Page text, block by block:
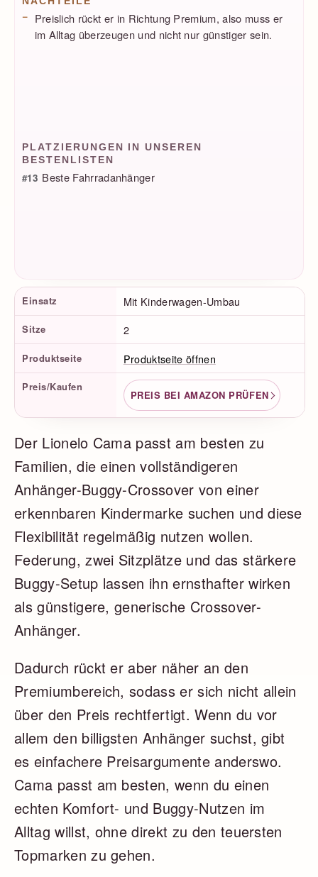
Preislich rückt er in Richtung Premium, also muss er
im Alltag überzeugen und nicht nur günstiger sein.
PLATZIERUNGEN IN UNSEREN
BESTENLISTEN
#13 Beste Fahrradanhänger
Produktfakten
Einsatz Mit Kinderwagen-Umbau
Sitze 2
Produktseite Produktseite öffnen
Preis/Kaufen
PREIS BEI AMAZON PRÜFEN
Der Lionelo Cama passt am besten zu
Familien, die einen vollständigeren
Anhänger-Buggy-Crossover von einer
erkennbaren Kindermarke suchen und diese
Flexibilität regelmäßig nutzen wollen.
Federung, zwei Sitzplätze und das stärkere
Buggy-Setup lassen ihn ernsthafter wirken
als günstigere, generische Crossover-
Anhänger.
Dadurch rückt er aber näher an den
Premiumbereich, sodass er sich nicht allein
über den Preis rechtfertigt. Wenn du vor
allem den billigsten Anhänger suchst, gibt
es einfachere Preisargumente anderswo.
Cama passt am besten, wenn du einen
echten Komfort- und Buggy-Nutzen im
Alltag willst, ohne direkt zu den teuersten
Topmarken zu gehen.